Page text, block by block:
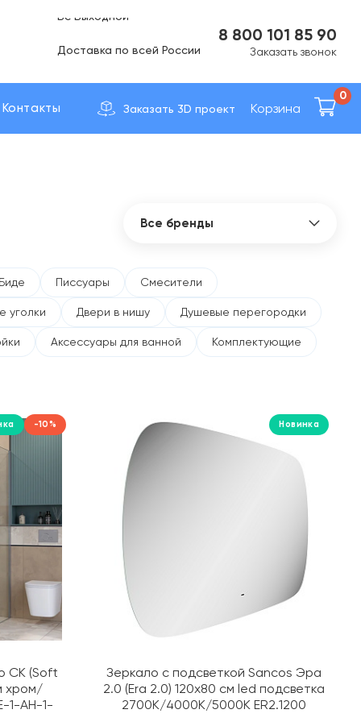
8 800 101 85 90
Заказать звонок
Контакты Заказать 3D проект Корзина
0
Все бренды
41zero42
Abber
Allen Brau
AltroBagno
AQUAme
Atlas Concorde Russia
AvaCan
Avrora
Axio
Биде Писсуары Смесители
уголки Двери в нишу Душевые перегородки
Аксессуары для ванной Комплектующие
-10%
СК (Soft
хром/
1-AH-1-
Новинка
Зеркало с подсветкой Sancos Эра
2.0 (Era 2.0) 120х80 см led подсветка
2700K/4000K/5000K ER2.1200